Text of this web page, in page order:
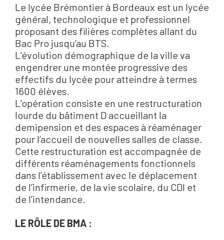
Le lycée Brémontier à Bordeaux est un lycée
général, technologique et professionnel
proposant des filières complètes allant du
Bac Pro jusqu’au BTS.
L’évolution démographique de la ville va
engendrer une montée progressive des
effectifs du lycée pour atteindre à termes
1600 élèves.
L’opération consiste en une restructuration
lourde du bâtiment D accueillant la
demipension et des espaces à réaménager
pour l’accueil de nouvelles salles de classe.
Cette restructuration est accompagnée de
différents réaménagements fonctionnels
dans l’établissement avec le déplacement
de l’infirmerie, de la vie scolaire, du CDI et
de l’intendance.
LE RÔLE DE BMA :